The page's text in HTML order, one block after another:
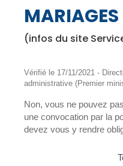
MARIAGES
(infos du site
Vérifié le 17/11/2021 -
administrative (Premier
Non, vous ne pouvez
une convocation par la
devez vous y rendre